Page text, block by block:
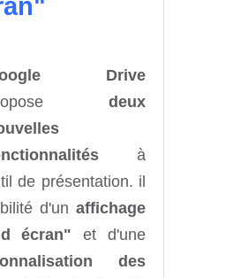
Drive
deux
à
de présentation. il
d'un affichage
écran" et d'une
des